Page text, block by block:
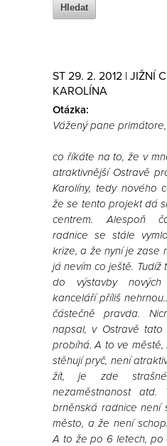
ST 29. 2. 2012 | JIŽNÍ
KAROLÍNA
Otázka:
Vážený pane primátore,
co říkáte na to, že v
atraktivnější Ostravě
Karolíny, tedy nového
že se tento projekt dá
centrem. Alespoň
radnice se stále
krize, a že nyní je zase
já nevím co ještě. Tudíž
do výstavby
kanceláří příliš
částečně pravda.
napsal, v Ostravě
probíhá. A to ve
stěhují pryč, není
žít, je zde strašné
nezaměstnanost
brněnská radnice není
město, a že není
A to že po 6 letech, po